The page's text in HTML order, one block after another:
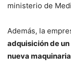
ministerio de
Además, la
adquisición de
nueva